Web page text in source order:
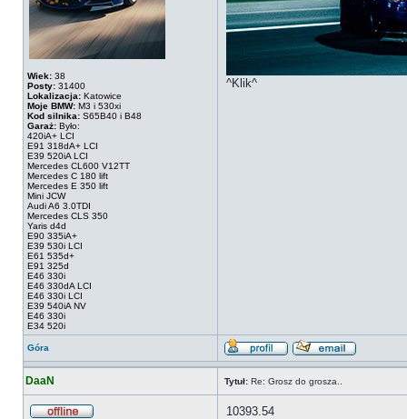
Wiek: 38
Posty: 31400
Lokalizacja: Katowice
Moje BMW: M3 i 530xi
Kod silnika: S65B40 i B48
Garaż: Było:
420iA+ LCI
E91 318dA+ LCI
E39 520iA LCI
Mercedes CL600 V12TT
Mercedes C 180 lift
Mercedes E 350 lift
Mini JCW
Audi A6 3.0TDI
Mercedes CLS 350
Yaris d4d
E90 335iA+
E39 530i LCI
E61 535d+
E91 325d
E46 330i
E46 330dA LCI
E46 330i LCI
E39 540iA NV
E46 330i
E34 520i
^Klik^
Góra
DaaN Tytuł: Re: Grosz do grosza..
10393.54